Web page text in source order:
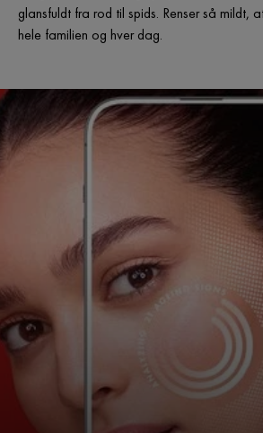
glansfuldt fra rod til spids. Renser så mildt,
hele familien og hver dag.